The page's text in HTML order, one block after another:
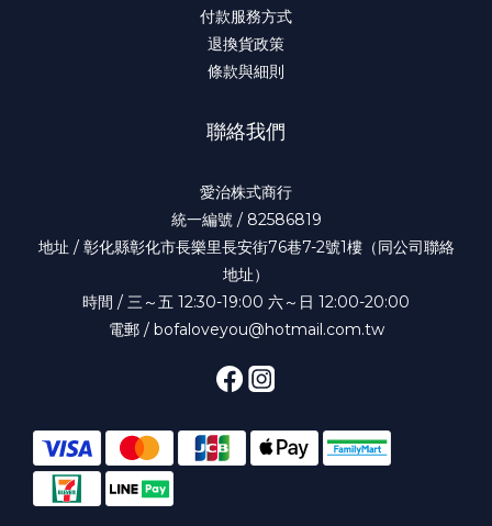
付款服務方式
退換貨政策
條款與細則
聯絡我們
愛治株式商行
統一編號 / 82586819
地址 / 彰化縣彰化市長樂里長安街76巷7-2號1樓（同公司聯絡
地址）
時間 / 三～五 12:30-19:00 六～日 12:00-20:00
電郵 / bofaloveyou@hotmail.com.tw